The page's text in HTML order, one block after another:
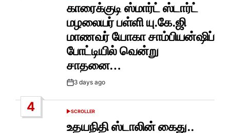
காரைக்குடி ஸ்மார்ட் ஸ்டார்ட்
மழலையர் பள்ளி யு.கே.ஜி
மாணவர் யோகா சாம்பியன்ஷிப்
போட்டியில் வென்று
சாதனை…
Post3 days ago
4
POSTED
SCROLLER
உதயநிதி ஸ்டாலின் கைது..